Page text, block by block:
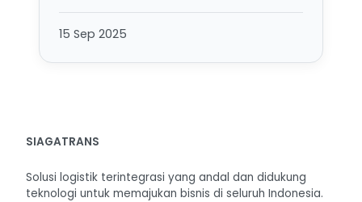
15 Sep 2025
SIAGATRANS
Solusi logistik terintegrasi yang andal dan didukung
teknologi untuk memajukan bisnis di seluruh Indonesia.